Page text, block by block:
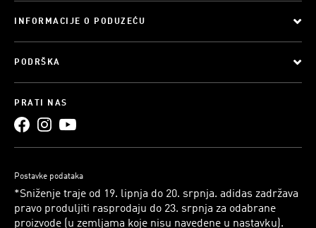
INFORMACIJE O PODUZEĆU
PODRŠKA
PRATI NAS
Postavke podataka
*Sniženje traje od 19. lipnja do 20. srpnja. adidas zadržava
pravo produljiti rasprodaju do 23. srpnja za odabrane
proizvode (u zemljama koje nisu navedene u nastavku).